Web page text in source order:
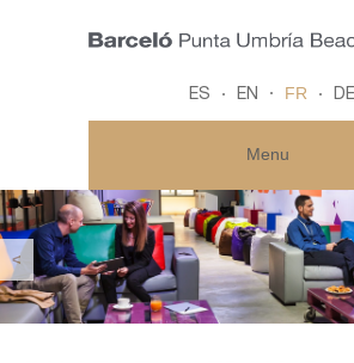
ES EN FR DE
Menu
<